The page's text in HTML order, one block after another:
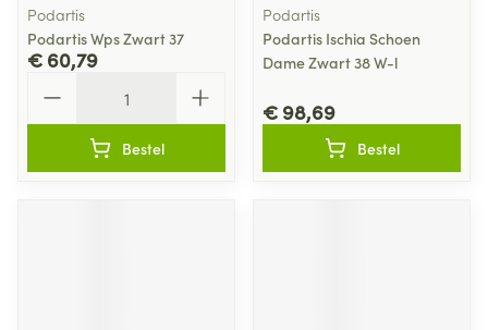
Podartis
Podartis Wps Zwart 37
€ 60,79
Bestel
Podartis
Podartis Ischia Schoen
Dame Zwart 38 W-l
€ 98,69
Bestel